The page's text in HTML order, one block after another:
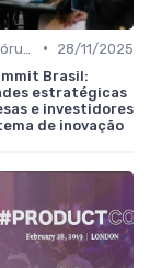
•
28/11/2025
Brasil:
estratégicas
e investidores
de inovação